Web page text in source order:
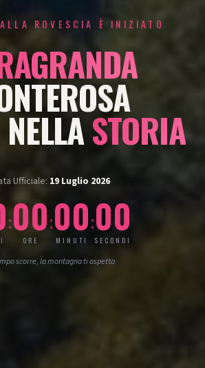
ROVESCIA È INIZIATO
STORIA
Ufficiale: 19 Luglio 2026
:00
ORE
:00
MINUTI
:00
SECONDI
scorre, la montagna ti aspetta